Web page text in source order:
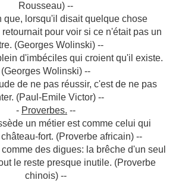
Rousseau) --
que, lorsqu'il disait quelque chose
pour voir si ce n'était pas un
(Georges Wolinski) --
d'imbéciles qui croient qu'il existe.
(Georges Wolinski) --
de ne pas réussir, c'est de ne pas
(Paul-Emile Victor) --
- Proverbes. --
un métier est comme celui qui
fort. (Proverbe africain) --
des digues: la brêche d'un seul
le reste presque inutile. (Proverbe
chinois) --